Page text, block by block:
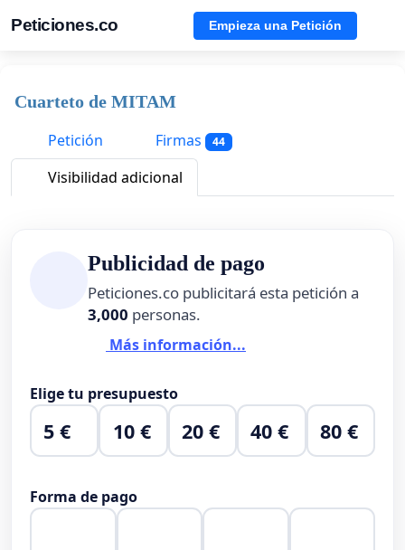
Peticiones.co Empieza una Petición
Cuarteto de MITAM
Petición
Firmas 44
Visibilidad adicional
Publicidad de pago
Peticiones.co publicitará esta petición a
3,000 personas.
Más información...
Elige tu presupuesto
5 € 10 € 20 € 40 € 80 €
Forma de pago